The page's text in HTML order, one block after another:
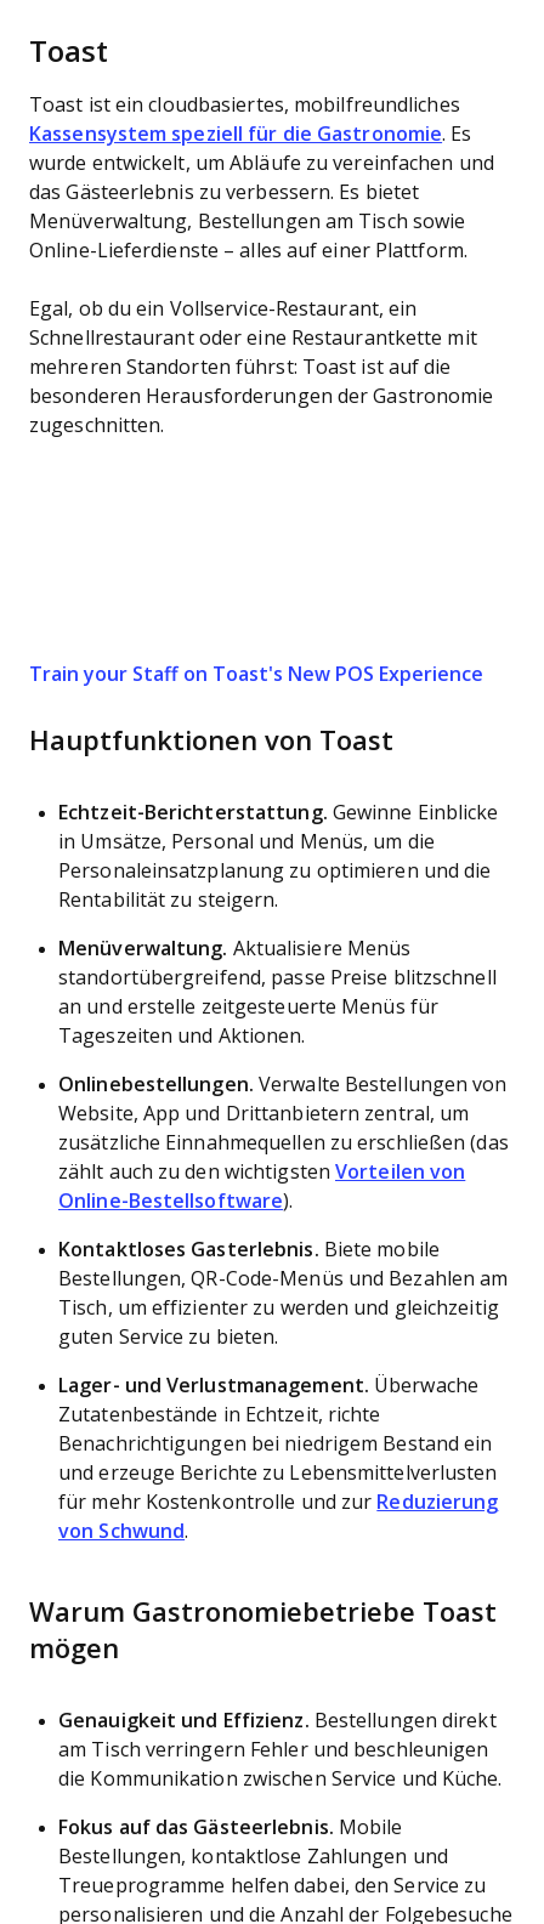
Toast
Toast ist ein cloudbasiertes, mobilfreundliches
Kassensystem speziell für die Gastronomie. Es
wurde entwickelt, um Abläufe zu vereinfachen und
das Gästeerlebnis zu verbessern. Es bietet
Menüverwaltung, Bestellungen am Tisch sowie
Online-Lieferdienste – alles auf einer Plattform.
Egal, ob du ein Vollservice-Restaurant, ein
Schnellrestaurant oder eine Restaurantkette mit
mehreren Standorten führst: Toast ist auf die
besonderen Herausforderungen der Gastronomie
zugeschnitten.
Train your Staff on Toast's New POS Experience
Hauptfunktionen von Toast
Echtzeit-Berichterstattung. Gewinne Einblicke
in Umsätze, Personal und Menüs, um die
Personaleinsatzplanung zu optimieren und die
Rentabilität zu steigern.
Menüverwaltung. Aktualisiere Menüs
standortübergreifend, passe Preise blitzschnell
an und erstelle zeitgesteuerte Menüs für
Tageszeiten und Aktionen.
Onlinebestellungen. Verwalte Bestellungen von
Website, App und Drittanbietern zentral, um
zusätzliche Einnahmequellen zu erschließen (das
zählt auch zu den wichtigsten Vorteilen von
Online-Bestellsoftware).
Kontaktloses Gasterlebnis. Biete mobile
Bestellungen, QR-Code-Menüs und Bezahlen am
Tisch, um effizienter zu werden und gleichzeitig
guten Service zu bieten.
Lager- und Verlustmanagement. Überwache
Zutatenbestände in Echtzeit, richte
Benachrichtigungen bei niedrigem Bestand ein
und erzeuge Berichte zu Lebensmittelverlusten
für mehr Kostenkontrolle und zur Reduzierung
von Schwund.
Warum Gastronomiebetriebe Toast
mögen
Genauigkeit und Effizienz. Bestellungen direkt
am Tisch verringern Fehler und beschleunigen
die Kommunikation zwischen Service und Küche.
Fokus auf das Gästeerlebnis. Mobile
Bestellungen, kontaktlose Zahlungen und
Treueprogramme helfen dabei, den Service zu
personalisieren und die Anzahl der Folgebesuche